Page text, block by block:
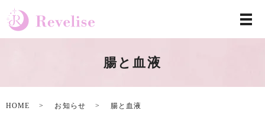
腸と血液
HOME お知らせ 腸と血液